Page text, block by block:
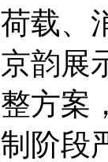
载、
韵展
方案
阶段